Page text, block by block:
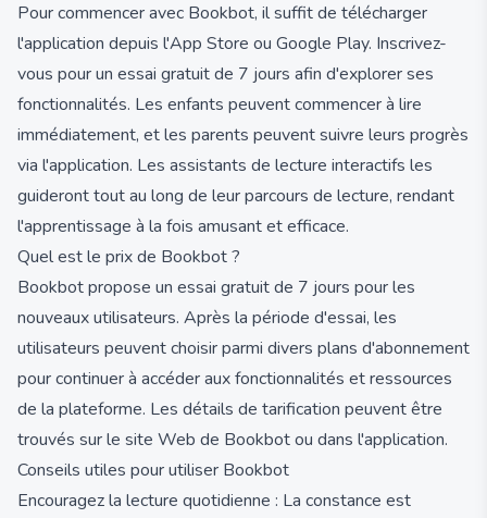
Pour commencer avec Bookbot, il suffit de télécharger
l'application depuis l'App Store ou Google Play. Inscrivez-
vous pour un essai gratuit de 7 jours afin d'explorer ses
fonctionnalités. Les enfants peuvent commencer à lire
immédiatement, et les parents peuvent suivre leurs progrès
via l'application. Les assistants de lecture interactifs les
guideront tout au long de leur parcours de lecture, rendant
l'apprentissage à la fois amusant et efficace.
Quel est le prix de Bookbot ?
Bookbot propose un essai gratuit de 7 jours pour les
nouveaux utilisateurs. Après la période d'essai, les
utilisateurs peuvent choisir parmi divers plans d'abonnement
pour continuer à accéder aux fonctionnalités et ressources
de la plateforme. Les détails de tarification peuvent être
trouvés sur le site Web de Bookbot ou dans l'application.
Conseils utiles pour utiliser Bookbot
Encouragez la lecture quotidienne : La constance est